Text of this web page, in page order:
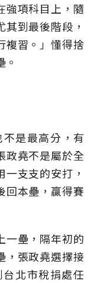
強項科目上，隨
到最後階段，
複習。」懂得捨
不是最高分，有
政堯不是屬於全
支支的安打，
回本壘，贏得賽
一壘，隔年初的
，張政堯選擇接
北市稅捐處任